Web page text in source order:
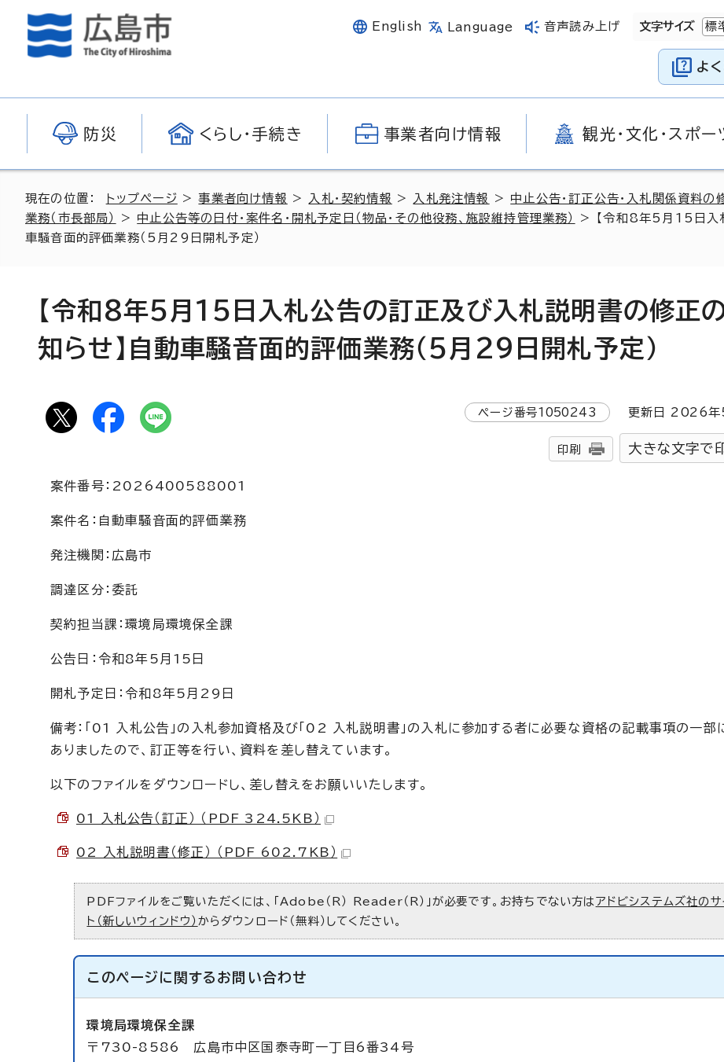
English Language 音声読み上げ 文字サイズ 標
よ
防災 くらし・手続き 事業者向け情報 観光・文化・スポー
現在の位置： トップページ >事業者向け情報 > 入札・契約情報 > 入札発注情報 > 中止公告・訂正公告・入札関係資料の
業務（市長部局）
> 中止公告等の日付・案件名・開札予定日（物品・その他役務、施設維持管理業務）
> 【令和8年5月15日入
車騒音面的評価業務（5月29日開札予定）
【令和8年5月15日入札公告の訂正及び入札説明書の修正
知らせ】自動車騒音面的評価業務（5月29日開札予定）
ページ番号1050243 更新日 2026年
印刷 大きな文字で
案件番号：2026400588001
案件名：自動車騒音面的評価業務
発注機関：広島市
調達区分：委託
契約担当課：環境局環境保全課
公告日：令和8年5月15日
開札予定日：令和8年5月29日
備考：「01 入札公告」の入札参加資格及び「02 入札説明書」の入札に参加する者に必要な資格の記載事項の一部
ありましたので、訂正等を行い、資料を差し替えています。
以下のファイルをダウンロードし、差し替えをお願いいたします。
01 入札公告（訂正） （PDF 324.5KB）
02 入札説明書（修正） （PDF 602.7KB）
PDFファイルをご覧いただくには、「Adobe（R） Reader（R）」が必要です。お持ちでない方は アドビシステムズ社のサ
ト（新しいウィンドウ） からダウンロード（無料）してください。
このページに関する お問い合わせ
環境局環境保全課
〒730-8586 広島市中区国泰寺町一丁目6番34号